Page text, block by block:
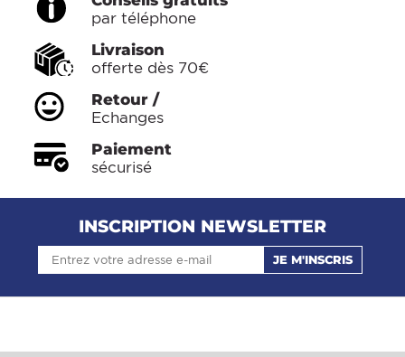
par téléphone
Livraison
offerte dès 70€
Retour /
Echanges
Paiement
sécurisé
INSCRIPTION NEWSLETTER
JE M'INSCRIS